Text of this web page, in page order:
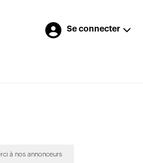
Se connecter
à nos annonceurs